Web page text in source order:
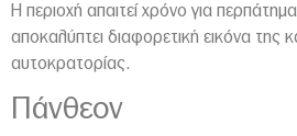
Η περιοχή απαιτεί χρόνο για
αποκαλύπτει διαφορετική εικόνα της
αυτοκρατορίας.
Πάνθεον